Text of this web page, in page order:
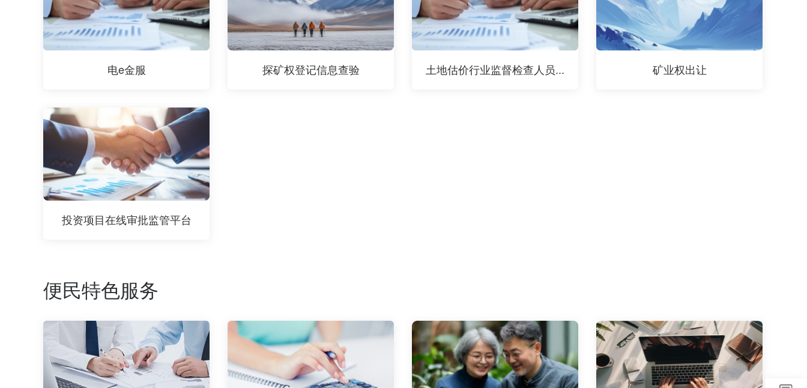
电e金服 探矿权登记信息查验 土地估价行业监督检查人员... 矿业权出让
投资项目在线审批监管平台
便民特色服务